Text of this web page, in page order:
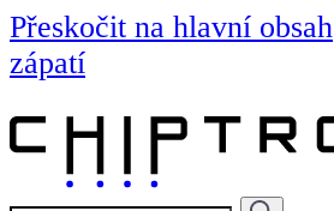
Přeskočit na hlavní obsah
zápatí